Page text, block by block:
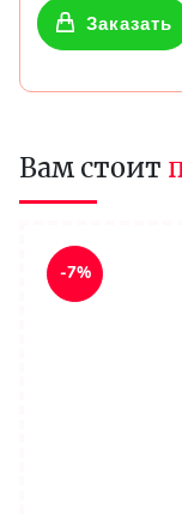
Заказать
Вам стоит
-7%